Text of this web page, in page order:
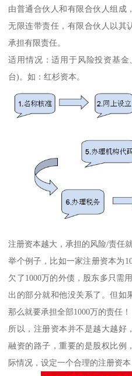
由普通合伙人和有限合伙人组成
无限连带责任，有限合伙人以其
承担有限责任。
适用情况：适用于风险投资基
台)。如：红杉资本。
注册资本越大，承担的风险/责任
举个例子，比如一家注册资本为
欠了1000万的外债，股东多只需
出的部分就和他没关系了。但如
那么就要承担全部1000万的责任！
所以，注册资本并不是越大越好
融资的路子，重要的是股权比例
际情况，设定一个合理的注册资本